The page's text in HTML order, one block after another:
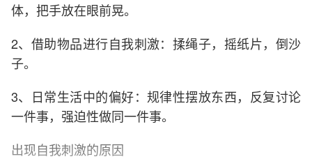
体，把手放在眼前晃。
2、借助物品进行自我刺激：揉绳子，摇纸片，倒沙
子。
3、日常生活中的偏好：规律性摆放东西，反复讨论
一件事，强迫性做同一件事。
出现自我刺激的原因